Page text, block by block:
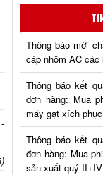
Thông báo mời
cáp nhôm AC
Thông báo kết
đơn hàng: Mua
máy gạt xích
Thông báo kết
đơn hàng: Mua
sản xuất quý